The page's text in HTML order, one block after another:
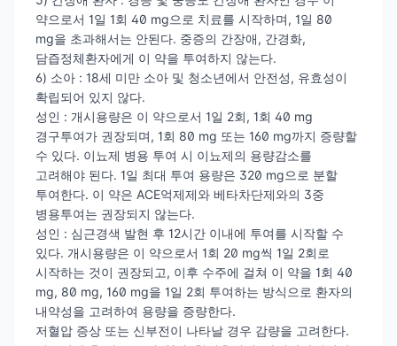
약으로서 1일 1회 40 mg으로 치료를 시작하며, 1일 80
mg을 초과해서는 안된다. 중증의 간장애, 간경화,
담즙정체환자에게 이 약을 투여하지 않는다.
6) 소아 : 18세 미만 소아 및 청소년에서 안전성, 유효성이
확립되어 있지 않다.
성인 : 개시용량은 이 약으로서 1일 2회, 1회 40 mg
경구투여가 권장되며, 1회 80 mg 또는 160 mg까지 증량할
수 있다. 이뇨제 병용 투여 시 이뇨제의 용량감소를
고려해야 된다. 1일 최대 투여 용량은 320 mg으로 분할
투여한다. 이 약은 ACE억제제와 베타차단제와의 3중
병용투여는 권장되지 않는다.
성인 : 심근경색 발현 후 12시간 이내에 투여를 시작할 수
있다. 개시용량은 이 약으로서 1회 20 mg씩 1일 2회로
시작하는 것이 권장되고, 이후 수주에 걸쳐 이 약을 1회 40
mg, 80 mg, 160 mg을 1일 2회 투여하는 방식으로 환자의
내약성을 고려하여 용량을 증량한다.
저혈압 증상 또는 신부전이 나타날 경우 감량을 고려한다.